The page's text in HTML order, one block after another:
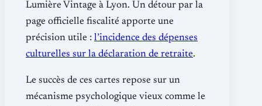
Lumière Vintage à Lyon. Un détour par la
page officielle fiscalité apporte une
précision utile : l’incidence des dépenses
culturelles sur la déclaration de retraite.
Le succès de ces cartes repose sur un
mécanisme psychologique vieux comme le